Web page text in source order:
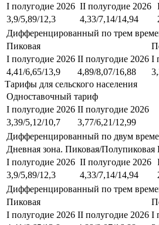
I полугодие 2026 II полугодие 2026
3,9/5,89/12,3
4,33/7,14/14,94
Дифференцированный по трем
Пиковая
I полугодие 2026 II полугодие 2026 I
4,41/6,65/13,9
4,89/8,07/16,88
Тарифы для сельского населения
Одноставочный тариф
I полугодие 2026 II полугодие 2026
3,39/5,12/10,7
3,77/6,21/12,99
Дифференцированный по двум
Дневная зона. Пиковая/Полупиковая
I полугодие 2026 II полугодие 2026
3,9/5,89/12,3
4,33/7,14/14,94
Дифференцированный по трем
Пиковая
I полугодие 2026 II полугодие 2026 I